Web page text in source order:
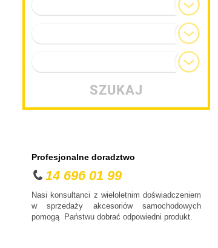
Audi
Honda
SZUKAJ
Profesjonalne doradztwo
14 696 01 99
Nasi konsultanci z wieloletnim doświadczeniem
w sprzedaży akcesoriów samochodowych
pomogą Państwu dobrać odpowiedni produkt.